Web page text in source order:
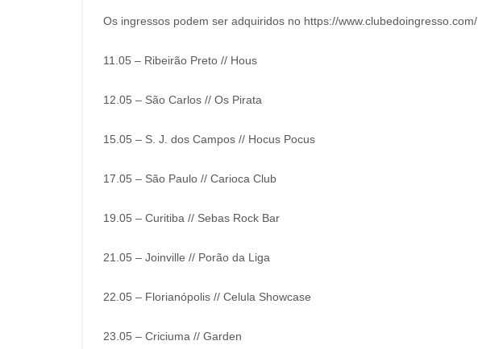
Os ingressos podem ser adquiridos no https://www.clubedoingresso.com/
11.05 – Ribeirão Preto // Hous
12.05 – São Carlos // Os Pirata
15.05 – S. J. dos Campos // Hocus Pocus
17.05 – São Paulo // Carioca Club
19.05 – Curitiba // Sebas Rock Bar
21.05 – Joinville // Porão da Liga
22.05 – Florianópolis // Celula Showcase
23.05 – Criciuma // Garden